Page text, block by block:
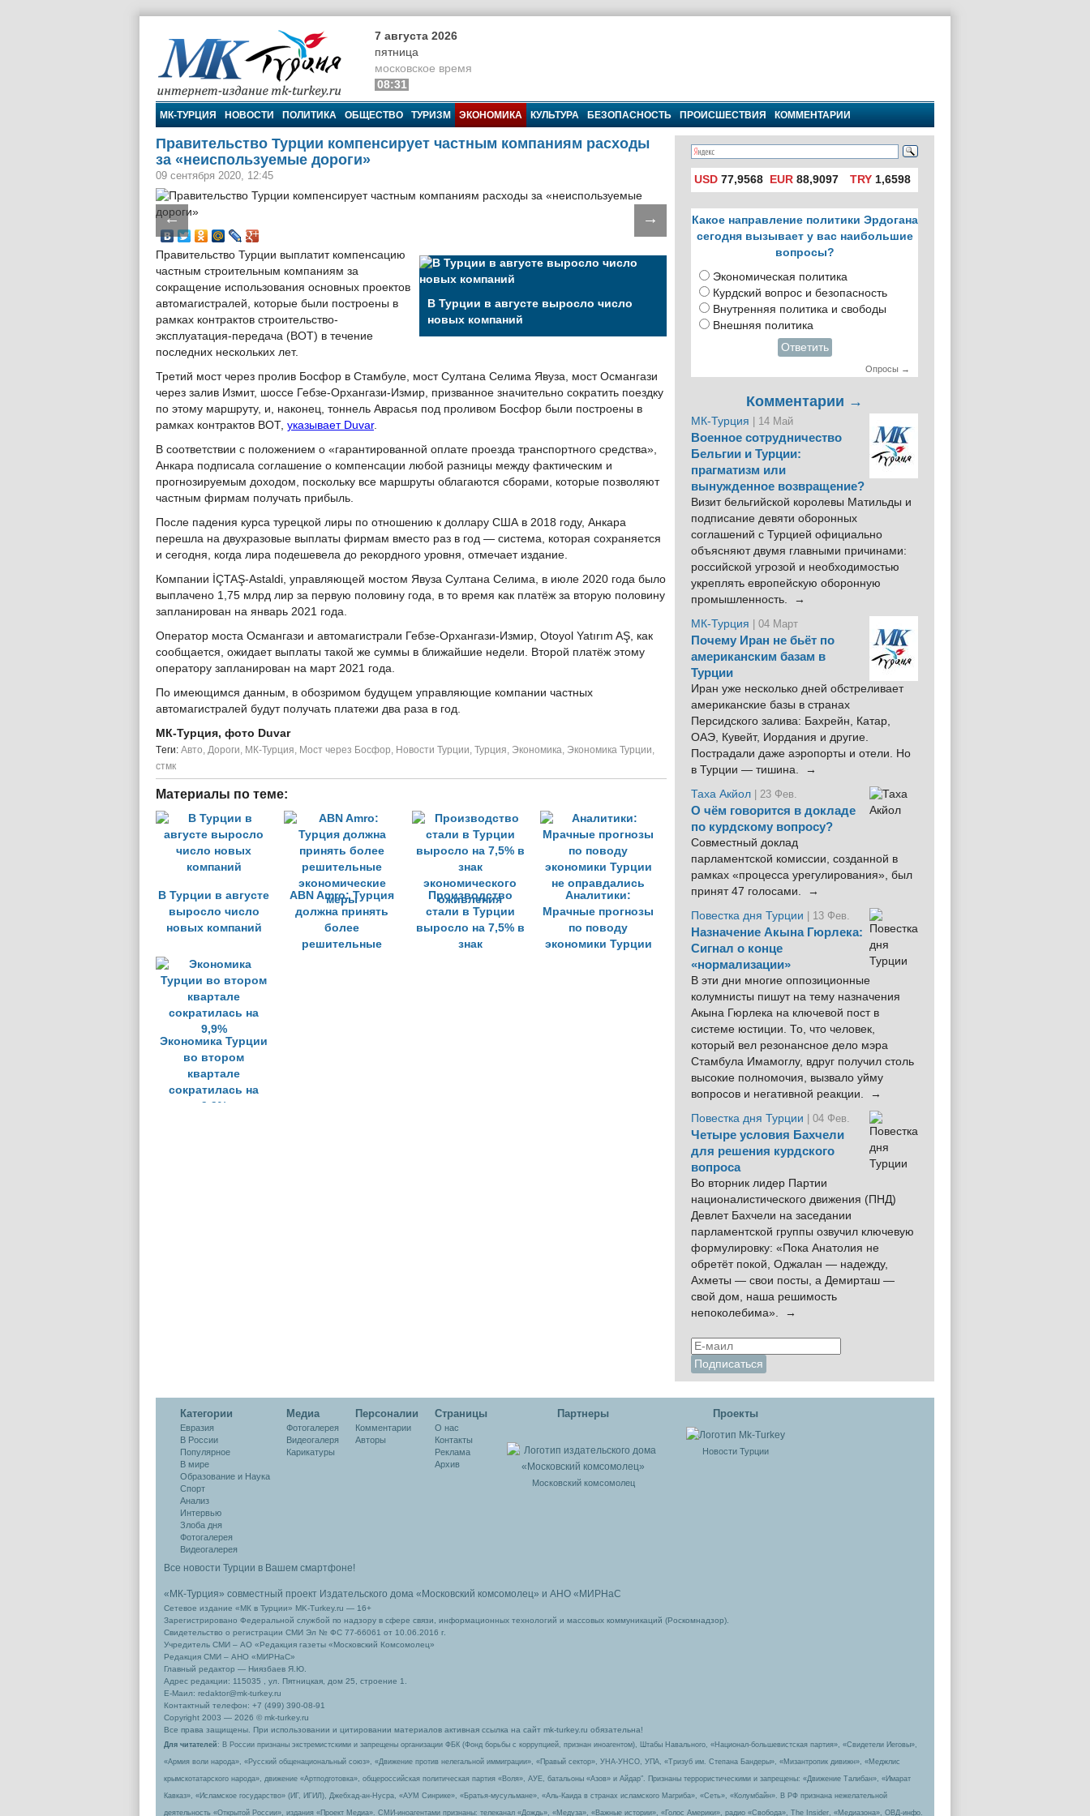
МК-Турция
7 августа 2026
пятница
московское время
08:31
МК-ТУРЦИЯ НОВОСТИ ПОЛИТИКА ОБЩЕСТВО ТУРИЗМ ЭКОНОМИКА КУЛЬТУРА БЕЗОПАСНОСТЬ ПРОИСШЕСТВИЯ КОММЕНТАРИИ
Правительство Турции компенсирует частным компаниям расходы
за «неиспользуемые дороги»
09 сентября 2020, 12:45
← →
В Турции в августе выросло число
новых компаний
Правительство Турции выплатит компенсацию
частным строительным компаниям за
сокращение использования основных проектов
автомагистралей, которые были построены в
рамках контрактов строительство-
эксплуатация-передача (BOT) в течение
последних нескольких лет.
Третий мост через пролив Босфор в Стамбуле, мост Султана Селима Явуза, мост Османгази
через залив Измит, шоссе Гебзе-Орхангази-Измир, призванное значительно сократить поездку
по этому маршруту, и, наконец, тоннель Аврасья под проливом Босфор были построены в
рамках контрактов BOT, указывает Duvar.
В соответствии с положением о «гарантированной оплате проезда транспортного средства»,
Анкара подписала соглашение о компенсации любой разницы между фактическим и
прогнозируемым доходом, поскольку все маршруты облагаются сборами, которые позволяют
частным фирмам получать прибыль.
После падения курса турецкой лиры по отношению к доллару США в 2018 году, Анкара
перешла на двухразовые выплаты фирмам вместо раз в год — система, которая сохраняется
и сегодня, когда лира подешевела до рекордного уровня, отмечает издание.
Компании İÇTAŞ-Astaldi, управляющей мостом Явуза Султана Селима, в июле 2020 года было
выплачено 1,75 млрд лир за первую половину года, в то время как платёж за вторую половину
запланирован на январь 2021 года.
Оператор моста Османгази и автомагистрали Гебзе-Орхангази-Измир, Otoyol Yatırım AŞ, как
сообщается, ожидает выплаты такой же суммы в ближайшие недели. Второй платёж этому
оператору запланирован на март 2021 года.
По имеющимся данным, в обозримом будущем управляющие компании частных
автомагистралей будут получать платежи два раза в год.
МК-Турция, фото Duvar
Tеги: Авто, Дороги, МК-Турция, Мост через Босфор, Новости Турции, Турция, Экономика, Экономика Турции,
стмк
Материалы по теме:
В Турции в августе
выросло число
новых компаний
ABN Amro: Турция
должна принять
более
решительные
Производство
стали в Турции
выросло на 7,5% в
знак
Аналитики:
Мрачные прогнозы
по поводу
экономики Турции
Экономика Турции
во втором
квартале
сократилась на
9,9%
USD 77,9568 EUR 88,9097 TRY1,6598
Какое направление политики Эрдогана
сегодня вызывает у вас наибольшие
вопросы?
Экономическая политика
Курдский вопрос и безопасность
Внутренняя политика и свободы
Внешняя политика
Ответить
Опросы →
Комментарии →
МК-Турция | 14 Май
Военное сотрудничество
Бельгии и Турции:
прагматизм или
вынужденное возвращение?
Визит бельгийской королевы Матильды и
подписание девяти оборонных
соглашений с Турцией официально
объясняют двумя главными причинами:
российской угрозой и необходимостью
укреплять европейскую оборонную
промышленность. →
МК-Турция
| 04 Март
Почему Иран не бьёт по
американским базам в
Турции
Иран уже несколько дней обстреливает
американские базы в странах
Персидского залива: Бахрейн, Катар,
ОАЭ, Кувейт, Иордания и другие.
Пострадали даже аэропорты и отели. Но
в Турции — тишина. →
Таха Акйол | 23 Фев.
О чём говорится в докладе
по курдскому вопросу?
Совместный доклад
парламентской комиссии, созданной в
рамках «процесса урегулирования», был
принят 47 голосами. →
Повестка дня Турции
| 13 Фев.
Назначение Акына Гюрлека:
Сигнал о конце
«нормализации»
В эти дни многие оппозиционные
колумнисты пишут на тему назначения
Акына Гюрлека на ключевой пост в
системе юстиции. То, что человек,
который вел резонансное дело мэра
Стамбула Имамоглу, вдруг получил столь
высокие полномочия, вызвало уйму
вопросов и негативной реакции. →
Повестка дня Турции
| 04 Фев.
Четыре условия Бахчели
для решения курдского
вопроса
Во вторник лидер Партии
националистического движения (ПНД)
Девлет Бахчели на заседании
парламентской группы озвучил ключевую
формулировку: «Пока Анатолия не
обретёт покой, Оджалан — надежду,
Ахметы — свои посты, а Демирташ —
свой дом, наша решимость
непоколебима». →
Категории
Евразия
В России
Популярное
В мире
Образование и Наука
Спорт
Анализ
Интервью
Злоба дня
Фотогалерея
Видеогалерея
Медиа
Фотогалерея
Видеогалеря
Карикатуры
Персоналии
Комментарии
Авторы
Cтраницы
О нас
Контакты
Реклама
Архив
Партнеры
Московский комсомолец
Проекты
Новости Турции
Все новости Турции в Вашем смартфоне!
«МК-Турция» совместный проект Издательского дома «Московский комсомолец» и АНО «МИРНаС
Сетевое издание «МК в Турции» MK-Turkey.ru — 16+
Зарегистрировано Федеральной службой по надзору в сфере связи, информационных технологий и массовых коммуникаций (Роскомнадзор).
Свидетельство о регистрации СМИ Эл № ФС 77-66061 от 10.06.2016 г.
Учредитель СМИ – АО «Редакция газеты «Московский Комсомолец»
Редакция СМИ – АНО «МИРНаС»
Главный редактор — Ниязбаев Я.Ю.
Адрес редакции: 115035 , ул. Пятницкая, дом 25, строение 1.
Е-Маил: redaktor@mk-turkey.ru
Контактный телефон: +7 (499) 390-08-91
Copyright 2003 — 2026 © mk-turkey.ru
Все права защищены. При использовании и цитировании материалов активная ссылка на сайт mk-turkey.ru обязательна!
Для читателей : В России признаны экстремистскими и запрещены организации ФБК (Фонд борьбы с коррупцией, признан иноагентом), Штабы Навального, «Национал-большевистская партия», «Свидетели Иеговы»,
«Армия воли народа», «Русский общенациональный союз», «Движение против нелегальной иммиграции», «Правый сектор», УНА-УНСО, УПА, «Тризуб им. Степана Бандеры», «Мизантропик дивижн», «Меджлис
крымскотатарского народа», движение «Артподготовка», общероссийская политическая партия «Воля», АУЕ, батальоны «Азов» и Айдар″. Признаны террористическими и запрещены: «Движение Талибан», «Имарат
Кавказ», «Исламское государство» (ИГ, ИГИЛ), Джебхад-ан-Нусра, «АУМ Синрике», «Братья-мусульмане», «Аль-Каида в странах исламского Магриба», «Сеть», «Колумбайн». В РФ признана нежелательной
деятельность «Открытой России», издания «Проект Медиа». СМИ-иноагентами признаны: телеканал «Дождь», «Медуза», «Важные истории», «Голос Америки», радио «Свобода», The Insider, «Медиазона», ОВД-инфо.